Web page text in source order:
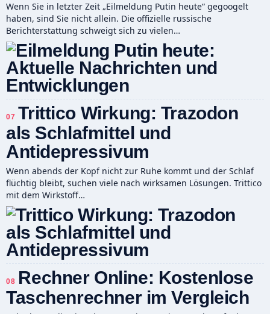
Wenn Sie in letzter Zeit „Eilmeldung Putin heute“ gegoogelt
haben, sind Sie nicht allein. Die offizielle russische
Berichterstattung schweigt sich zu vielen…
07 Trittico Wirkung: Trazodon
als Schlafmittel und
Antidepressivum
Wenn abends der Kopf nicht zur Ruhe kommt und der Schlaf
flüchtig bleibt, suchen viele nach wirksamen Lösungen. Trittico
mit dem Wirkstoff…
08 Rechner Online: Kostenlose
Taschenrechner im Vergleich